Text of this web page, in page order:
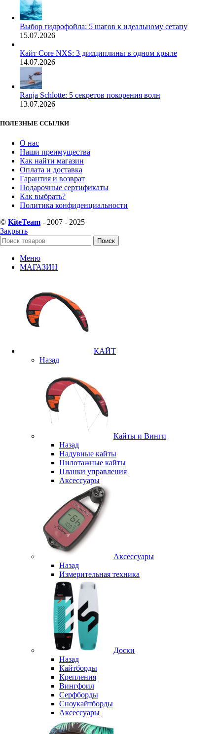
Выбор гидрофойла: 5 шагов к идеальному сетапу
15.07.2026
Кайт Core NXS: 3 дисциплины в одном крыле
14.07.2026
Ranja Schlotte: 5 секретов покорения волн
13.07.2026
ПОЛЕЗНЫЕ ССЫЛКИ
О нас
Наши преимущества
Как найти магазин
Оплата и доставка
Гарантия и возврат
Подарочные сертификаты
Как выбрать?
Политика конфиденциальности
© KiteTeam - 2007 - 2025
Закрыть
Поиск
Меню
МАГАЗИН
КАЙТ
Назад
Кайты и Винги
Назад
Надувные кайты
Пилотажные кайты
Планки управления
Аксессуары
Аксессуары
Назад
Измерительная техника
Доски
Назад
Кайтборды
Крепления
Вингфоил
Серфборды
Сноукайтборды
Аксессуары